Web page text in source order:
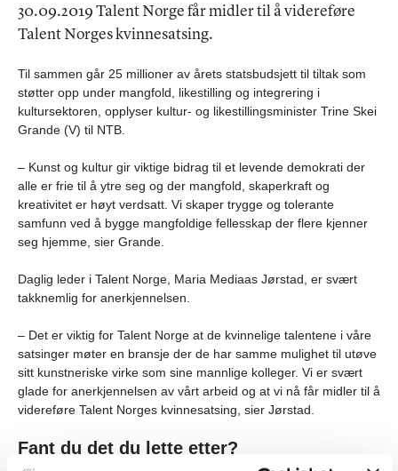
30.09.2019 Talent Norge får midler til å videreføre
Talent Norges kvinnesatsing.
Til sammen går 25 millioner av årets statsbudsjett til tiltak som
støtter opp under mangfold, likestilling og integrering i
kultursektoren, opplyser kultur- og likestillingsminister Trine Skei
Grande (V) til NTB.
– Kunst og kultur gir viktige bidrag til et levende demokrati der
alle er frie til å ytre seg og der mangfold, skaperkraft og
kreativitet er høyt verdsatt. Vi skaper trygge og tolerante
samfunn ved å bygge mangfoldige fellesskap der flere kjenner
seg hjemme, sier Grande.
Daglig leder i Talent Norge, Maria Mediaas Jørstad, er svært
takknemlig for anerkjennelsen.
– Det er viktig for Talent Norge at de kvinnelige talentene i våre
satsinger møter en bransje der de har samme mulighet til utøve
sitt kunstneriske virke som sine mannlige kolleger. Vi er svært
glade for anerkjennelsen av vårt arbeid og at vi nå får midler til å
videreføre Talent Norges kvinnesatsing, sier Jørstad.
Fant du det du lette etter?